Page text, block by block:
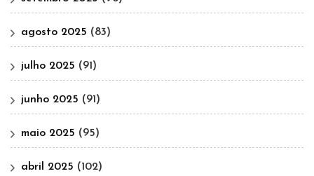
agosto 2025 (83)
julho 2025 (91)
junho 2025 (91)
maio 2025 (95)
abril 2025 (102)